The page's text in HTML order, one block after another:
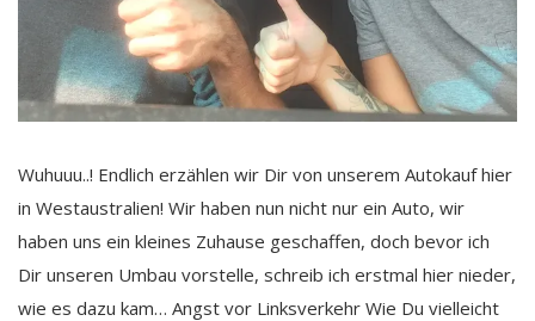
Wuhuuu..! Endlich erzählen wir Dir von unserem Autokauf hier
in Westaustralien! Wir haben nun nicht nur ein Auto, wir
haben uns ein kleines Zuhause geschaffen, doch bevor ich
Dir unseren Umbau vorstelle, schreib ich erstmal hier nieder,
wie es dazu kam… Angst vor Linksverkehr Wie Du vielleicht